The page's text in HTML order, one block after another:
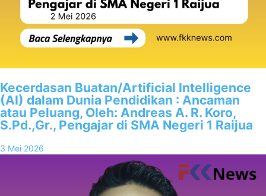
Kecerdasan Buatan/Artificial Intelligence
(AI) dalam Dunia Pendidikan : Ancaman
atau Peluang, Oleh: Andreas A. R. Koro,
S.Pd.,Gr., Pengajar di SMA Negeri 1 Raijua
3 Mei 2026